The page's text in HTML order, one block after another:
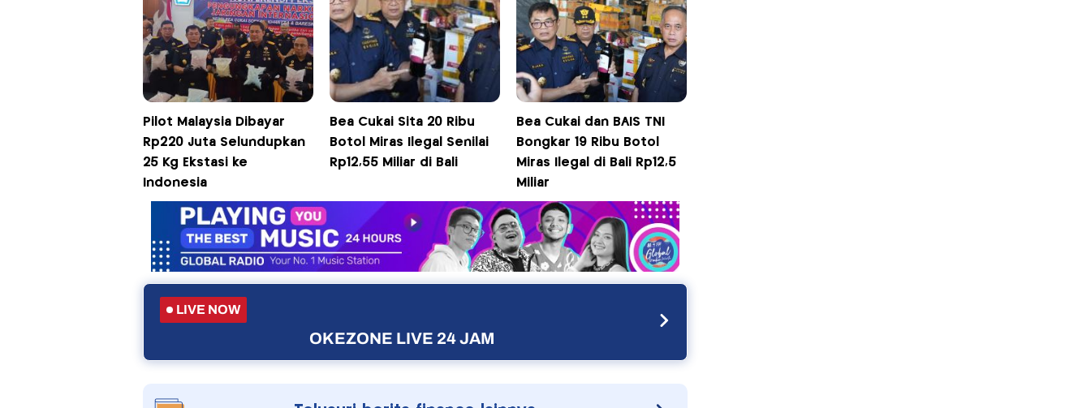
Pilot Malaysia Dibayar
Rp220 Juta Selundupkan
25 Kg Ekstasi ke
Indonesia
Bea Cukai Sita 20 Ribu
Botol Miras Ilegal Senilai
Rp12,55 Miliar di Bali
Bea Cukai dan BAIS TNI
Bongkar 19 Ribu Botol
Miras Ilegal di Bali Rp12,5
Miliar
LIVE NOW
OKEZONE LIVE 24 JAM